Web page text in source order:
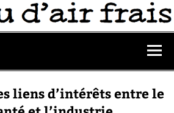
liens d’intérêts entre le